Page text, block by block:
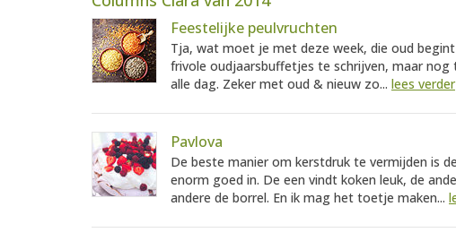
Feestelijke peulvruchten
Tja, wat moet je met deze week, die oud
frivole oudjaarsbuffetjes te schrijven, maar
alle dag. Zeker met oud & nieuw zo... lees verder
Pavlova
De beste manier om kerstdruk te vermijden is
enorm goed in. De een vindt koken leuk, de
andere de borrel. En ik mag het toetje maken...